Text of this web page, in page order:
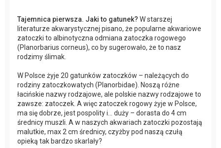
Tajemnica pierwsza. Jaki to gatunek? W starszej
literaturze akwarystycznej pisano, że popularne akwariowe
zatoczki to albinotyczna odmiana zatoczka rogowego
(Planorbarius corneus), co by sugerowało, że to nasz
rodzimy ślimak.
W Polsce żyje 20 gatunków zatoczków – należących do
rodziny zatoczkowatych (Planorbidae). Noszą różne
łacińskie nazwy rodzajowe, ale polskie nazwy rodzajowe to
zawsze: zatoczek. A więc zatoczek rogowy żyje w Polsce,
ma się dobrze, jest pospolity i… duży – dorasta do 4 cm
średnicy muszli. A w naszych akwariach zatoczki pozostają
malutkie, max 2 cm średnicy, czyżby pod naszą czułą
opieką tak bardzo skarlały?